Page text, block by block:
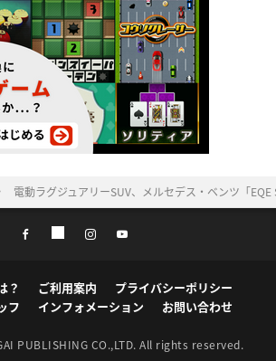
電動ラグジュアリーSUV、メルセデス・ベンツ「
？ ご利用案内
プライバシーポリシー
フ
インフォメーション お問い合わせ
PUBLISHING CO.,LTD. All rights reserved.